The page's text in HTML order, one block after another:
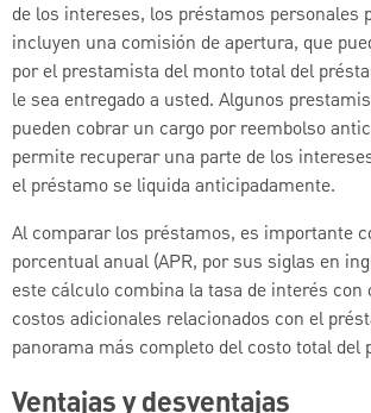
de los intereses, los préstamos personales
incluyen una comisión de apertura, que
por el prestamista del monto total del
le sea entregado a usted. Algunos
pueden cobrar un cargo por reembolso
permite recuperar una parte de los
el préstamo se liquida anticipadamente.
Al comparar los préstamos, es importante
porcentual anual (APR, por sus siglas en
este cálculo combina la tasa de interés con
costos adicionales relacionados con el
panorama más completo del costo total del
Ventajas y desventajas